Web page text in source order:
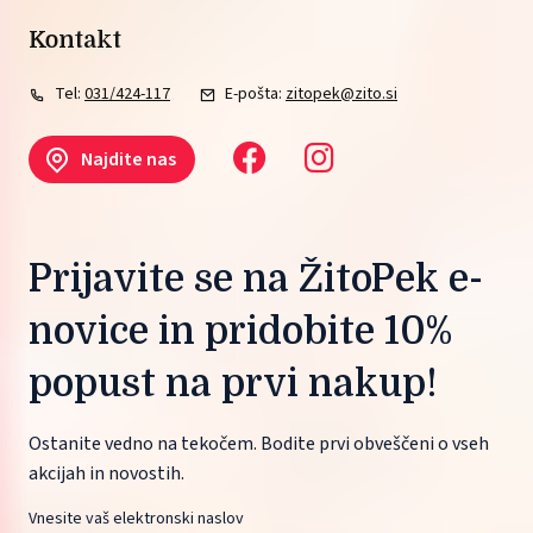
Kontakt
Tel: 031/424-117 E-pošta: zitopek@zito.si
Najdite nas
Prijavite se na ŽitoPek e-
novice in pridobite 10%
popust na prvi nakup!
Ostanite vedno na tekočem. Bodite prvi obveščeni o vseh
akcijah in novostih.
Vnesite vaš elektronski naslov